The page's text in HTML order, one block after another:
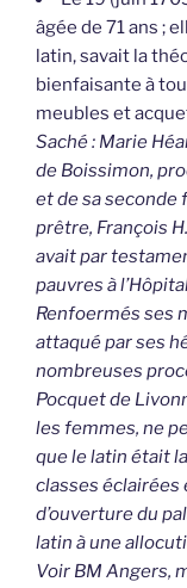
âgée de 71 ans ;
latin, savait la
bienfaisante à
meubles et
Saché : Marie
de Boissimon,
et de sa seconde
prêtre, François
avait par
pauvres à
Renfoermés ses
attaqué par ses
nombreuses
Pocquet de
les femmes, ne
que le latin était
classes éclairées
d’ouverture du
latin à une
Voir BM Angers,